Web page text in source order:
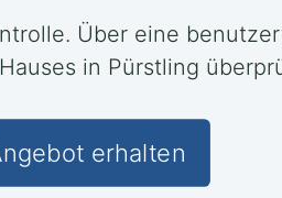
Über eine
in Pürstling
erhalten